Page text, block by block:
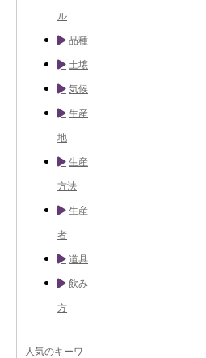
ル
品種
土壌
気候
生産
地
生産
方法
生産
者
道具
飲み
方
人気のキーワ